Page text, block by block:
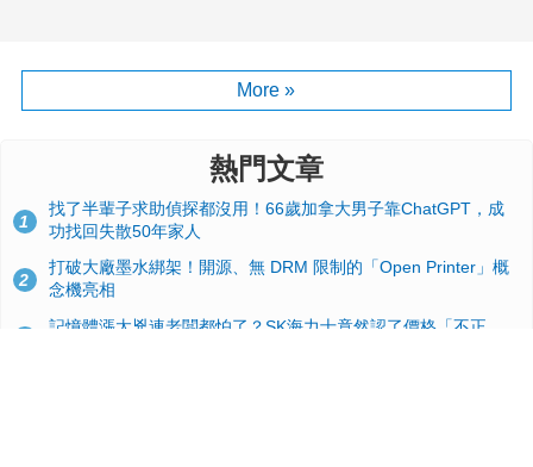
More »
熱門文章
1
找了半輩子求助偵探都沒用！66歲加拿大男子靠ChatGPT，成
功找回失散50年家人
2
打破大廠墨水綁架！開源、無 DRM 限制的「Open Printer」概
念機亮相
記憶體漲太兇連老闆都怕了？SK海力士竟然認了價格「不正